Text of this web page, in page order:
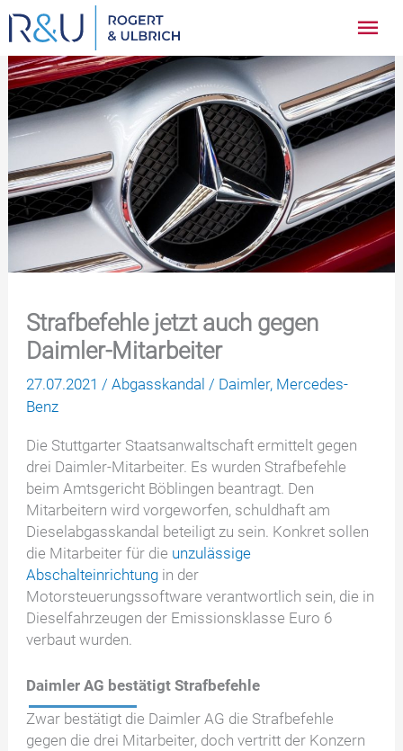
Zum
Inhalt
springen
Strafbefehle jetzt auch gegen
Daimler-Mitarbeiter
27.07.2021/Abgasskandal / Daimler, Mercedes-
Benz
Die Stuttgarter Staatsanwaltschaft ermittelt gegen
drei Daimler-Mitarbeiter. Es wurden Strafbefehle
beim Amtsgericht Böblingen beantragt. Den
Mitarbeitern wird vorgeworfen, schuldhaft am
Dieselabgasskandal beteiligt zu sein. Konkret sollen
die Mitarbeiter für die unzulässige
Abschalteinrichtung in der
Motorsteuerungssoftware verantwortlich sein, die in
Dieselfahrzeugen der Emissionsklasse Euro 6
verbaut wurden.
Daimler AG bestätigt Strafbefehle
Zwar bestätigt die Daimler AG die Strafbefehle
gegen die drei Mitarbeiter, doch vertritt der Konzern